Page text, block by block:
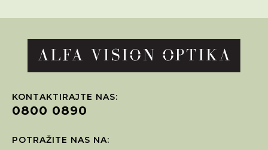
KONTAKTIRAJTE NAS:
0800 0890
POTRAŽITE NAS NA: